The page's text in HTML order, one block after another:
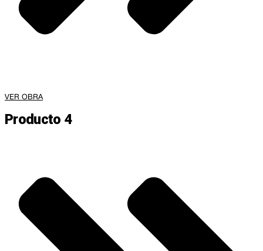
VER OBRA
Producto 4